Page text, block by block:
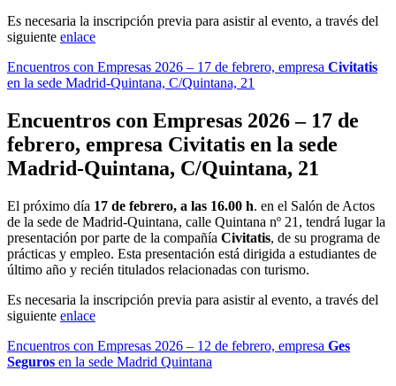
Es necesaria la inscripción previa para asistir al evento, a través del
siguiente enlace
Encuentros con Empresas 2026 – 17 de febrero, empresa Civitatis
en la sede Madrid-Quintana, C/Quintana, 21
Encuentros con Empresas 2026 – 17 de
febrero, empresa Civitatis en la sede
Madrid-Quintana, C/Quintana, 21
El próximo día 17 de febrero, a las 16.00 h. en el Salón de Actos
de la sede de Madrid-Quintana, calle Quintana nº 21, tendrá lugar la
presentación por parte de la compañía Civitatis, de su programa de
prácticas y empleo. Esta presentación está dirigida a estudiantes de
último año y recién titulados relacionadas con turismo.
Es necesaria la inscripción previa para asistir al evento, a través del
siguiente enlace
Encuentros con Empresas 2026 – 12 de febrero, empresa Ges
Seguros en la sede Madrid Quintana